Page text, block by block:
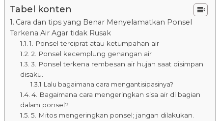
Tabel konten
Cara dan tips yang Benar Menyelamatkan Ponsel
Terkena Air Agar tidak Rusak
1. Ponsel terciprat atau ketumpahan air
2. Ponsel kecemplung genangan air
3. Ponsel terkena rembesan air hujan saat disimpan
disaku.
Lalu bagaimana cara mengantisipasinya?
4. Bagaimana cara mengeringkan sisa air di bagian
dalam ponsel?
5. Mitos mengeringkan ponsel; jangan dilakukan.